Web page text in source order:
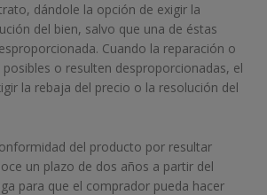
dándole la opción de exigir la
del bien, salvo que una de éstas
Cuando la reparación o
o resulten desproporcionadas, el
la rebaja del precio o la resolución del
del producto por resultar
un plazo de dos años a partir del
para que el comprador pueda hacer